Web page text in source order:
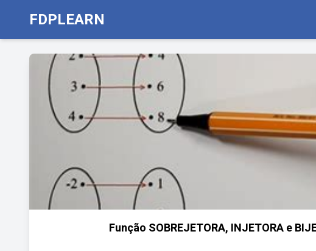
FDPLEARN
Função SOBREJETORA, INJETORA e